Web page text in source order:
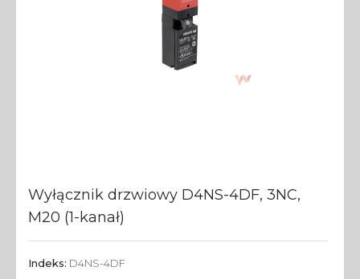
Wyłącznik drzwiowy D4NS-4DF, 3NC,
M20 (1-kanał)
Indeks: D4NS-4DF